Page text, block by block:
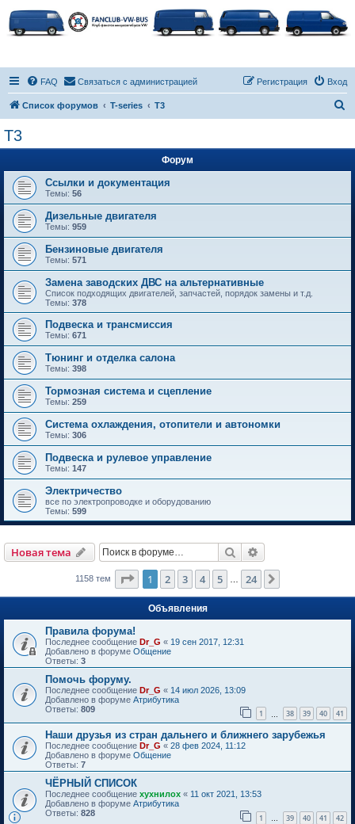
FAQ Связаться с администрацией Вход
Регистрация
Список форумов T-series T3
T3
Форум
Ссылки и документация
Темы: 56
Дизельные двигателя
Темы: 959
Бензиновые двигателя
Темы: 571
Замена заводских ДВС на альтернативные
Список подходящих двигателей, запчастей, порядок замены и т.д.
Темы: 378
Подвеска и трансмиссия
Темы: 671
Тюнинг и отделка салона
Темы: 398
Тормозная система и сцепление
Темы: 259
Система охлаждения, отопители и автономки
Темы: 306
Подвеска и рулевое управление
Темы: 147
Электричество
все по электропроводке и оборудованию
Темы: 599
Новая тема Поиск
1158 тем Страница из 24
1 2 3 4 5 24
Объявления
Правила форума!
Последнее сообщение Dr_G « 19 сен 2017, 12:31
Добавлено в форуме Общение
Ответы: 3
Помочь форуму.
Последнее сообщение Dr_G « 14 июл 2026, 13:09
Добавлено в форуме Атрибутика
Ответы: 809 1 38 39 40 41
Наши друзья из стран дальнего и ближнего зарубежья
Последнее сообщение Dr_G « 28 фев 2024, 11:12
Добавлено в форуме Общение
Ответы: 7
ЧЁРНЫЙ СПИСОК
Последнее сообщение хухнилох « 11 окт 2021, 13:53
Добавлено в форуме Атрибутика
Ответы: 828 1 … 39 40 41 42